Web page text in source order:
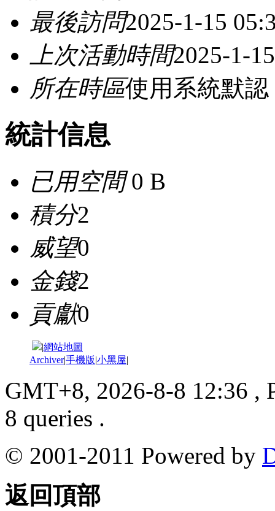
最後訪問2025-1-15
上次活動時間2025-1-
所在時區使用系統默認
統計信息
已用空間0 B
積分2
威望0
金錢2
貢獻0
|網站地圖
Archiver|手機版|小黑屋|
GMT+8, 2026-8-8 12:36 ,
8 queries .
© 2001-2011 Powered by
返回頂部